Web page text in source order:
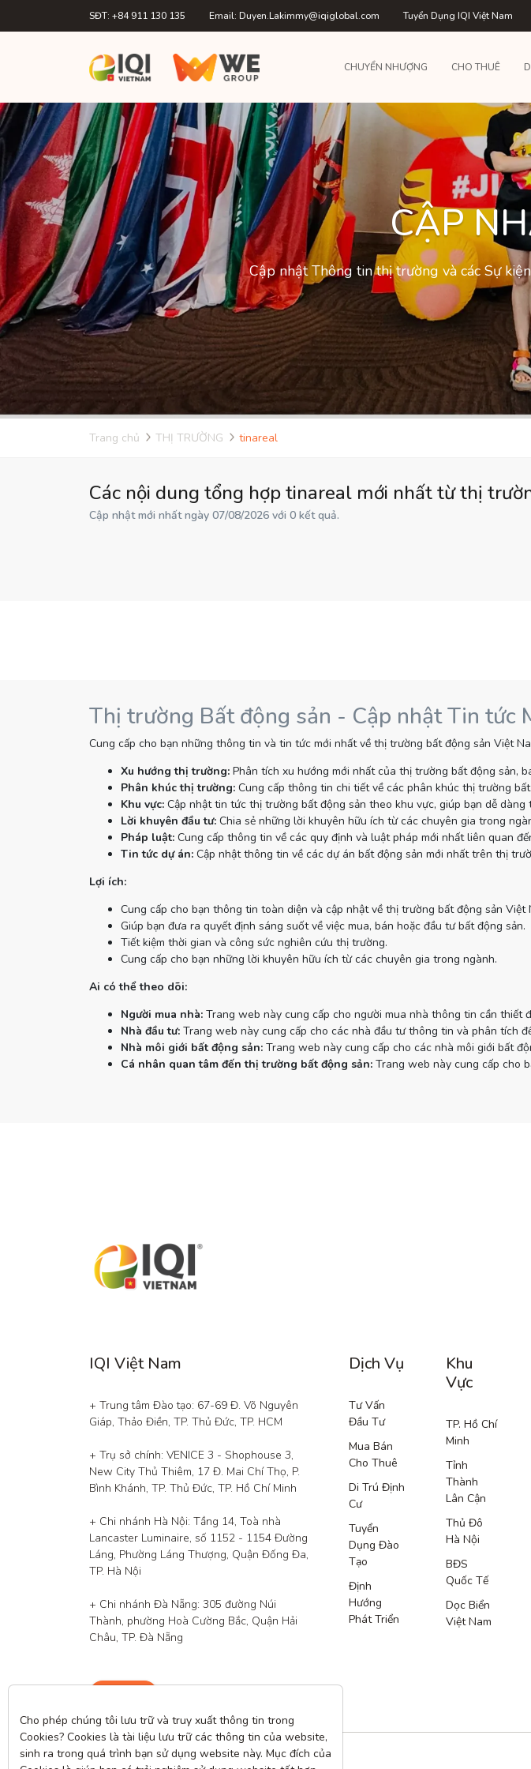
SĐT: +84 911 130 135 Email: Duyen.Lakimmy@iqiglobal.com Tuyển Dụng IQI Việt Nam
CHUYỂN NHƯỢNG CHO THUÊ
CẬP
Cập nhật Thông tin thị trường và các Sự
Trang chủ THỊ TRƯỜNG tinareal
Các nội dung tổng hợp tinareal mới nhất từ thị
Cập nhật mới nhất ngày 07/08/2026 với 0 kết quả.
Thị trường Bất động sản - Cập nhật Tin tức
Cung cấp cho bạn những thông tin và tin tức mới nhất về thị trường bất động sản Việt
Xu hướng thị trường:Phân tích xu hướng mới nhất của thị trường bất động sản,
Phân khúc thị trường:Cung cấp thông tin chi tiết về các phân khúc thị trường
Khu vực:Cập nhật tin tức thị trường bất động sản theo khu vực, giúp bạn dễ dàng
Lời khuyên đầu tư:Chia sẻ những lời khuyên hữu ích từ các chuyên gia trong
Pháp luật:Cung cấp thông tin về các quy định và luật pháp mới nhất liên quan
Tin tức dự án:Cập nhật thông tin về các dự án bất động sản mới nhất trên thị
Lợi ích:
Cung cấp cho bạn thông tin toàn diện và cập nhật về thị trường bất động sản Việt
Giúp bạn đưa ra quyết định sáng suốt về việc mua, bán hoặc đầu tư bất động sản.
Tiết kiệm thời gian và công sức nghiên cứu thị trường.
Cung cấp cho bạn những lời khuyên hữu ích từ các chuyên gia trong ngành.
Ai có thể theo dõi:
Người mua nhà:Trang web này cung cấp cho người mua nhà thông tin cần thiết
Nhà đầu tư:Trang web này cung cấp cho các nhà đầu tư thông tin và phân tích
Nhà môi giới bất động sản:Trang web này cung cấp cho các nhà môi giới bất
Cá nhân quan tâm đến thị trường bất động sản:Trang web này cung cấp cho
IQI Việt Nam
+ Trung tâm Đào tạo: 67-69 Đ. Võ Nguyên
Giáp, Thảo Điền, TP. Thủ Đức, TP. HCM
+ Trụ sở chính: VENICE 3 - Shophouse 3,
New City Thủ Thiêm, 17 Đ. Mai Chí Thọ, P.
Bình Khánh, TP. Thủ Đức, TP. Hồ Chí Minh
+ Chi nhánh Hà Nội: Tầng 14, Toà nhà
Lancaster Luminaire, số 1152 - 1154 Đường
Láng, Phường Láng Thượng, Quận Đống Đa,
TP. Hà Nội
+ Chi nhánh Đà Nẵng: 305 đường Núi
Thành, phường Hoà Cường Bắc, Quận Hải
Châu, TP. Đà Nẵng
Dịch Vụ
Tư Vấn
Đầu Tư
Mua Bán
Cho Thuê
Di Trú Định
Cư
Tuyển
Dụng Đào
Tạo
Định
Hướng
Phát Triển
Khu
Vực
TP. Hồ Chí
Minh
Tỉnh
Thành
Lân Cận
Thủ Đô
Hà Nội
BĐS
Quốc Tế
Dọc Biển
Việt Nam
Cho phép chúng tôi lưu trữ và truy xuất thông tin trong
Cookies? Cookies là tài liệu lưu trữ các thông tin của website,
sinh ra trong quá trình bạn sử dụng website này. Mục đích của